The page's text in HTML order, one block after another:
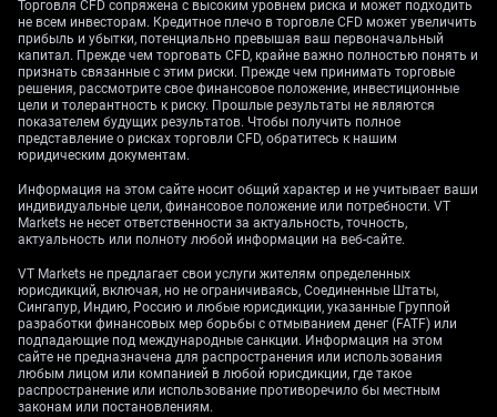
rates steady. Traders should position for a stronger US
currency in the short term, as the policy paths of the two
central banks appear to be diverging.
We have seen the probability of a Fed rate cut in
December drop significantly, with the CME FedWatch
Tool now showing it has fallen to just 38%, a steep
futures markets here are pricing in less than a 10%
chance of an RBA rate cut at its next meeting. This
growing gap in interest rate expectations is the primary
factor driving currency movements right now.
Strategic Options for
Traders
Торговля CFD сопряжена с высоким уровнем риска и может подходить
не всем инвесторам. Кредитное плечо в торговле CFD может увеличить
прибыль и убытки, потенциально превышая ваш первоначальный
капитал. Прежде чем торговать CFD, крайне важно полностью понять и
признать связанные с этим риски. Прежде чем принимать торговые
решения, рассмотрите свое финансовое положение, инвестиционные
цели и толерантность к риску. Прошлые результаты не являются
показателем будущих результатов. Чтобы получить полное
представление о рисках торговли CFD, обратитесь к нашим
юридическим документам.
Информация на этом сайте носит общий характер и не учитывает ваши
индивидуальные цели, финансовое положение или потребности. VT
Markets не несет ответственности за актуальность, точность,
актуальность или полноту любой информации на веб-сайте.
VT Markets не предлагает свои услуги жителям определенных
юрисдикций, включая, но не ограничиваясь, Соединенные Штаты,
Сингапур, Индию, Россию и любые юрисдикции, указанные Группой
разработки финансовых мер борьбы с отмыванием денег (FATF) или
подпадающие под международные санкции. Информация на этом
сайте не предназначена для распространения или использования
любым лицом или компанией в любой юрисдикции, где такое
распространение или использование противоречило бы местным
законам или постановлениям.